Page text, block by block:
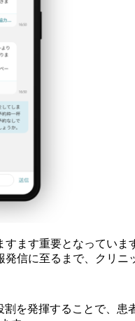
ます重要となっていま
信に至るまで、クリニ
を発揮することで、患